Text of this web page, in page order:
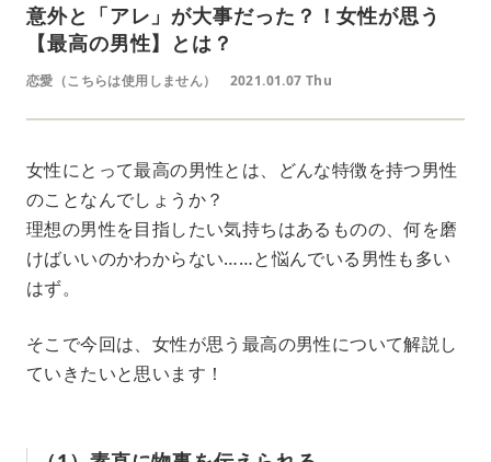
意外と「アレ」が大事だった？！女性が思う
【最高の男性】とは？
恋愛（こちらは使用しません） 2021.01.07 Thu
女性にとって最高の男性とは、どんな特徴を持つ男性
のことなんでしょうか？
理想の男性を目指したい気持ちはあるものの、何を磨
けばいいのかわからない……と悩んでいる男性も多い
はず。
そこで今回は、女性が思う最高の男性について解説し
ていきたいと思います！